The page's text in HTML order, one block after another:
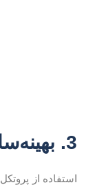
3. بهینه‌سازی مسیریابی و زیرساخت
استفاده از